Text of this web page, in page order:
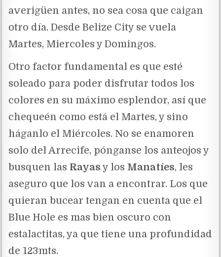
averigüen antes, no sea cosa que caigan
otro día. Desde Belize City se vuela
Martes, Miercoles y Domingos.
Otro factor fundamental es que esté
soleado para poder disfrutar todos los
colores en su máximo esplendor, así que
chequeén como está el Martes, y sino
háganlo el Miércoles. No se enamoren
solo del Arrecife, pónganse los anteojos y
busquen las Rayas y los Manatíes, les
aseguro que los van a encontrar. Los que
quieran bucear tengan en cuenta que el
Blue Hole es mas bien oscuro con
estalactitas, ya que tiene una profundidad
de 123mts.